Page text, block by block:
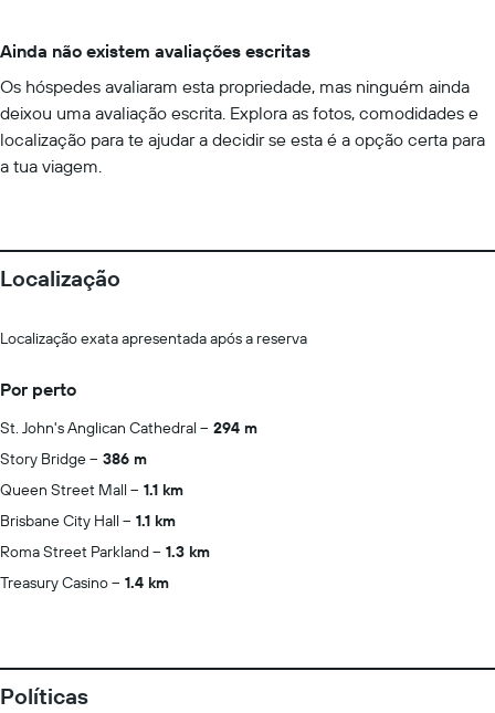
Ainda não existem avaliações escritas
Os hóspedes avaliaram esta propriedade, mas ninguém ainda
deixou uma avaliação escrita. Explora as fotos, comodidades e
localização para te ajudar a decidir se esta é a opção certa para
a tua viagem.
Localização
Localização exata apresentada após a reserva
Por perto
St. John's Anglican Cathedral
294 m
Story Bridge
386 m
Queen Street Mall
1.1 km
Brisbane City Hall
1.1 km
Roma Street Parkland
1.3 km
Treasury Casino
1.4 km
Políticas